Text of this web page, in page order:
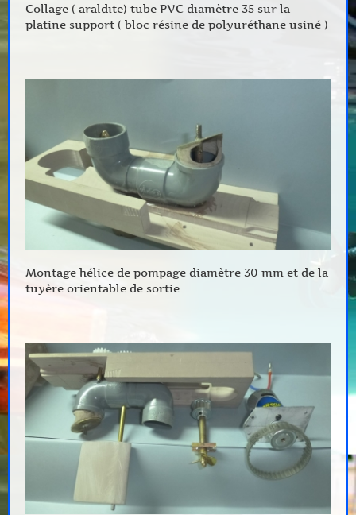
Collage ( araldite) tube PVC diamètre 35 sur la
platine support ( bloc résine de polyuréthane usiné )
Montage hélice de pompage diamètre 30 mm et de la
tuyère orientable de sortie